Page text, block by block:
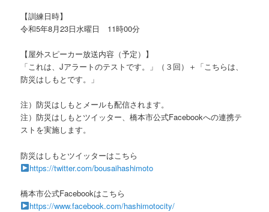
【訓練日時】
令和5年8月23日水曜日 11時00分
【屋外スピーカー放送内容（予定）】
「これは、Jアラートのテストです。」（３回）＋「こちらは、
防災はしもとです。」
注）防災はしもとメールも配信されます。
注）防災はしもとツイッター、橋本市公式Facebookへの連携テ
ストを実施します。
防災はしもとツイッターはこちら
https://twitter.com/bousaihashimoto
橋本市公式Facebookはこちら
https://www.facebook.com/hashimotocity/